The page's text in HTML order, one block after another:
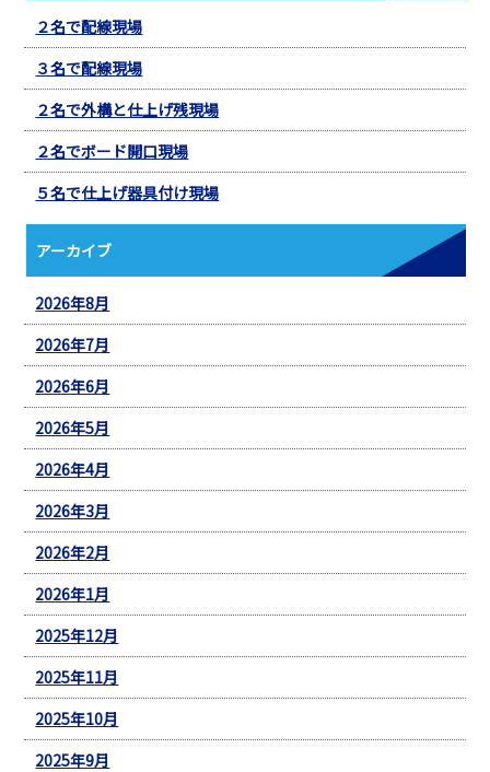
２名で配線現場
３名で配線現場
２名で外構と仕上げ残現場
２名でボード開口現場
５名で仕上げ器具付け現場
アーカイブ
2026年8月
2026年7月
2026年6月
2026年5月
2026年4月
2026年3月
2026年2月
2026年1月
2025年12月
2025年11月
2025年10月
2025年9月